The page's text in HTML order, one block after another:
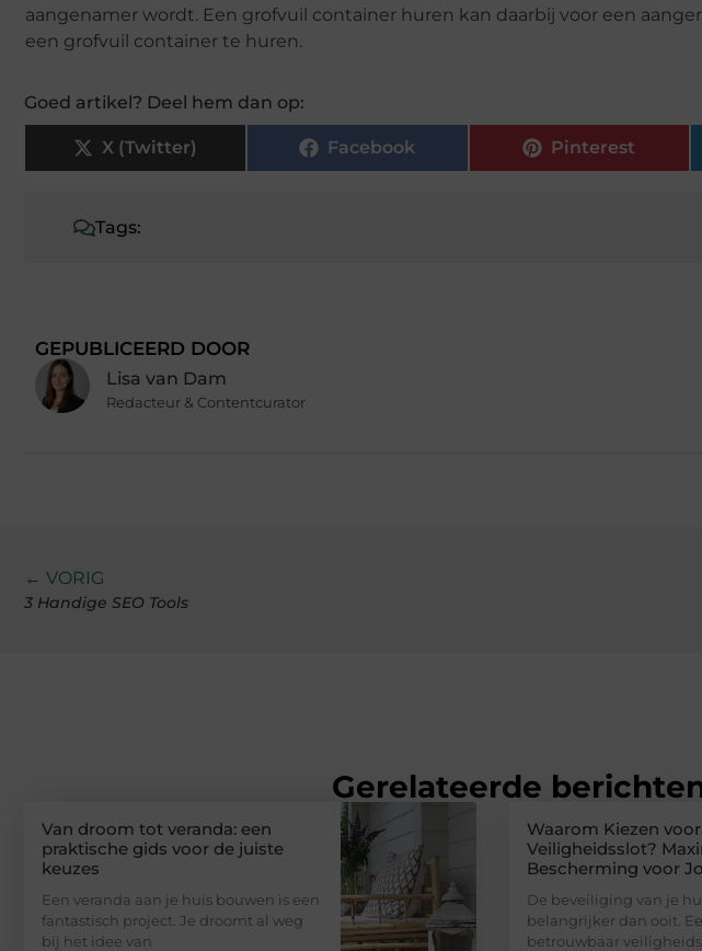
aangenamer wordt. Een grofvuil container huren kan daarbij voor een
een grofvuil container te huren.
Goed artikel? Deel hem dan op:
X (Twitter) Facebook Pinterest
Tags:
GEPUBLICEERD DOOR
Lisa van Dam
Redacteur & Contentcurator
← VORIG
3 Handige SEO Tools
Gerelateerde
Van droom tot veranda: een
praktische gids voor de juiste
keuzes
Een veranda aan je huis bouwen is een
fantastisch project. Je droomt al weg
bij het idee van
Waarom Kiezen
Veiligheidsslot?
Bescherming voor
De beveiliging van je
belangrijker dan ooit.
betrouwbaar